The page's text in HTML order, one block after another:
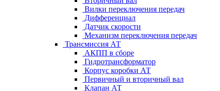
Вилки переключения передач
Дифференциал
Датчик скорости
Механизм переключения передач
Трансмиссия АТ
АКПП в сборе
Гидротрансформатор
Корпус коробки АТ
Первичный и вторичный вал
Клапан АТ